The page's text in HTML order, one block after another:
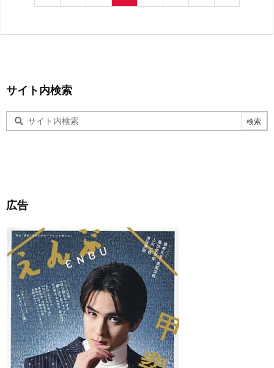
サイト内検索
広告